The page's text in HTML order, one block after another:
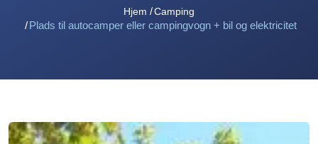
Hjem Camping
Plads til autocamper eller campingvogn + bil og elektricitet